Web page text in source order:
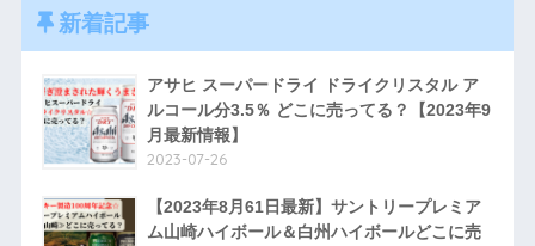
新着記事
アサヒ スーパードライ ドライクリスタル ア
ルコール分3.5％ どこに売ってる？【2023年9
月最新情報】
2023-07-26
【2023年8月61日最新】サントリープレミア
ム山崎ハイボール＆白州ハイボールどこに売